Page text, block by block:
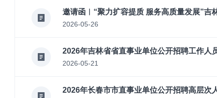
邀请函︱“聚力扩容提质 服务高质量发展”
2026-05-26
2026年吉林省省直事业单位公开招聘工作人
2026-05-21
2026年长春市市直事业单位公开招聘高层次